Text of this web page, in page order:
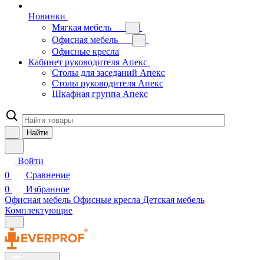
Новинки
Мягкая мебель
Офисная мебель
Офисные кресла
Кабинет руководителя Апекс
Столы для заседаний Апекс
Столы руководителя Апекс
Шкафная группа Апекс
Найти
Войти
0
Сравнение
0
Избранное
Офисная мебель Офисные кресла Детская мебель
Комплектующие